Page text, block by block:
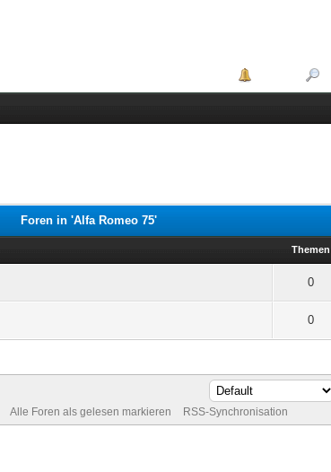
Foren in 'Alfa Romeo 75'
Themen
0
0
Alle Foren als gelesen markieren RSS-Synchronisation